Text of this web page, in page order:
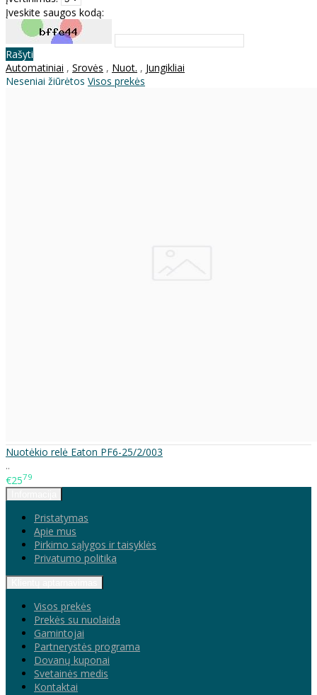
Įveskite saugos kodą:
Rašyti
Automatiniai , Srovės , Nuot. , Jungikliai
Neseniai žiūrėtos Visos prekės
Nuotėkio relė Eaton PF6-25/2/003
..
€2579
Pristatymas
Apie mus
Pirkimo sąlygos ir taisyklės
Privatumo politika
Visos prekės
Prekės su nuolaida
Gamintojai
Partnerystės programa
Dovanų kuponai
Svetainės medis
Kontaktai